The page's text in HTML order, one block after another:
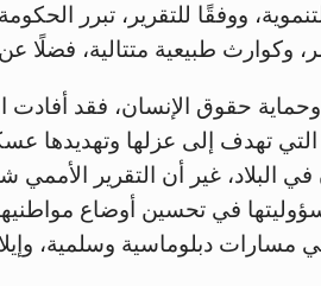
ووفقًا للتقرير، تبرر
طبيعية متتالية، فضلًا عن
وحماية حقوق الإنسان، فقد
التي تهدف إلى عزلها وتهديدها
البلاد، غير أن التقرير الأممي
في تحسين أوضاع
مسارات دبلوماسية وسلمية،